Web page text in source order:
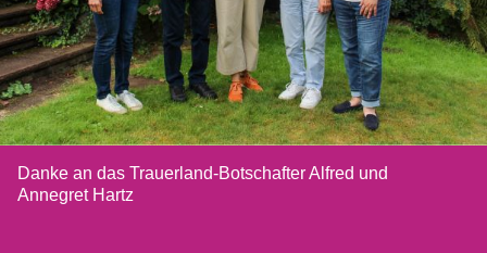
Danke an das Trauerland-Botschafter Alfred und
Annegret Hartz